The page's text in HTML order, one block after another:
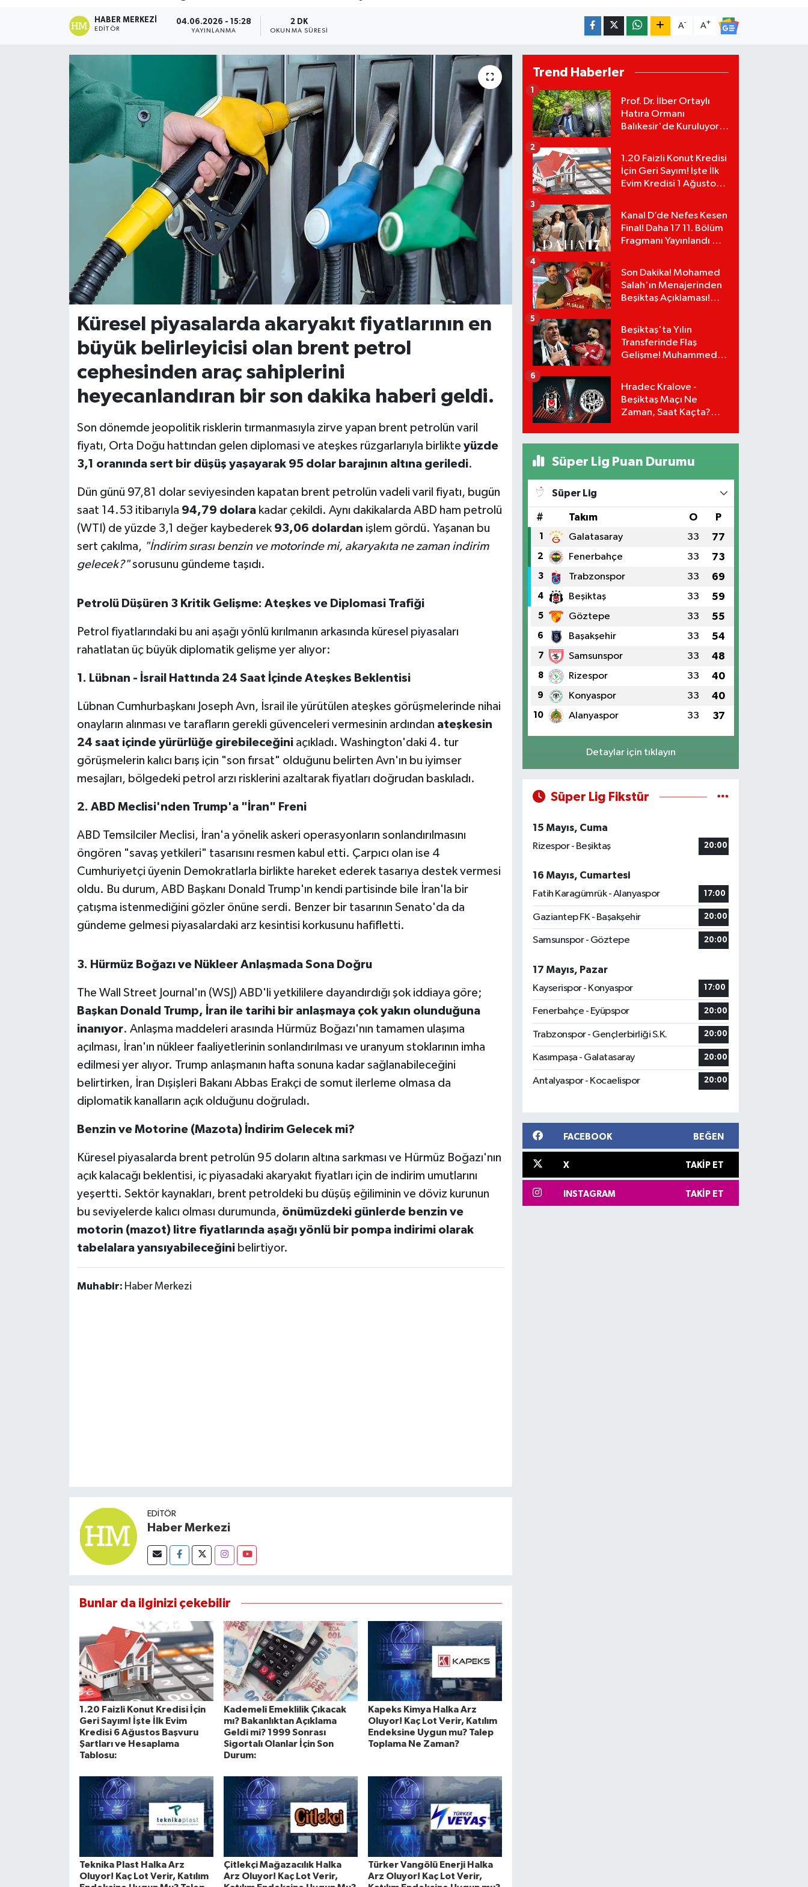
HABER MERKEZI
EDITÖR
04.06.2026 - 15:28
YAYINLANMA
2 DK
OKUNMA SÜRESI
A- A+
Küresel piyasalarda akaryakıt fiyatlarının en
büyük belirleyicisi olan brent petrol
cephesinden araç sahiplerini
heyecanlandıran bir son dakika haberi geldi.
Son dönemde jeopolitik risklerin tırmanmasıyla zirve yapan brent petrolün varil
fiyatı, Orta Doğu hattından gelen diplomasi ve ateşkes rüzgarlarıyla birlikte yüzde
3,1 oranında sert bir düşüş yaşayarak 95 dolar barajının altına geriledi.
Dün günü 97,81 dolar seviyesinden kapatan brent petrolün vadeli varil fiyatı, bugün
saat 14.53 itibarıyla 94,79 dolarakadar çekildi. Aynı dakikalarda ABD ham petrolü
(WTI) de yüzde 3,1 değer kaybederek 93,06 dolardan işlem gördü. Yaşanan bu
sert çakılma, "İndirim sırası benzin ve motorinde mi, akaryakıta ne zaman indirim
gelecek?"sorusunu gündeme taşıdı.
Petrolü Düşüren 3 Kritik Gelişme: Ateşkes ve Diplomasi Trafiği
Petrol fiyatlarındaki bu ani aşağı yönlü kırılmanın arkasında küresel piyasaları
rahatlatan üç büyük diplomatik gelişme yer alıyor:
1. Lübnan - İsrail Hattında 24 Saat İçinde Ateşkes Beklentisi
Lübnan Cumhurbaşkanı Joseph Avn, İsrail ile yürütülen ateşkes görüşmelerinde nihai
onayların alınması ve tarafların gerekli güvenceleri vermesinin ardından ateşkesin
24 saat içinde yürürlüğe girebileceğiniaçıkladı. Washington'daki 4. tur
görüşmelerin kalıcı barış için "son fırsat" olduğunu belirten Avn'ın bu iyimser
mesajları, bölgedeki petrol arzı risklerini azaltarak fiyatları doğrudan baskıladı.
2. ABD Meclisi'nden Trump'a "İran" Freni
ABD Temsilciler Meclisi, İran'a yönelik askeri operasyonların sonlandırılmasını
öngören "savaş yetkileri" tasarısını resmen kabul etti. Çarpıcı olan ise 4
Cumhuriyetçi üyenin Demokratlarla birlikte hareket ederek tasarıya destek vermesi
oldu. Bu durum, ABD Başkanı Donald Trump'ın kendi partisinde bile İran'la bir
çatışma istenmediğini gözler önüne serdi. Benzer bir tasarının Senato'da da
gündeme gelmesi piyasalardaki arz kesintisi korkusunu hafifletti.
3. Hürmüz Boğazı ve Nükleer Anlaşmada Sona Doğru
The Wall Street Journal'ın (WSJ) ABD'li yetkililere dayandırdığı şok iddiaya göre;
Başkan Donald Trump, İran ile tarihi bir anlaşmaya çok yakın olunduğuna
inanıyor. Anlaşma maddeleri arasında Hürmüz Boğazı'nın tamamen ulaşıma
açılması, İran'ın nükleer faaliyetlerinin sonlandırılması ve uranyum stoklarının imha
edilmesi yer alıyor. Trump anlaşmanın hafta sonuna kadar sağlanabileceğini
belirtirken, İran Dışişleri Bakanı Abbas Erakçi de somut ilerleme olmasa da
diplomatik kanalların açık olduğunu doğruladı.
Benzin ve Motorine (Mazota) İndirim Gelecek mi?
Küresel piyasalarda brent petrolün 95 doların altına sarkması ve Hürmüz Boğazı'nın
açık kalacağı beklentisi, iç piyasadaki akaryakıt fiyatları için de indirim umutlarını
yeşertti. Sektör kaynakları, brent petroldeki bu düşüş eğiliminin ve döviz kurunun
bu seviyelerde kalıcı olması durumunda, önümüzdeki günlerde benzin ve
motorin (mazot) litre fiyatlarında aşağı yönlü bir pompa indirimi olarak
tabelalara yansıyabileceğinibelirtiyor.
Muhabir: Haber Merkezi
EDITÖR
Haber Merkezi
Bunlar da ilginizi çekebilir
1.20 Faizli Konut Kredisi İçin
Geri Sayım! İşte İlk Evim
Kredisi 6 Ağustos Başvuru
Şartları ve Hesaplama
Tablosu:
Kademeli Emeklilik Çıkacak
mı? Bakanlıktan Açıklama
Geldi mi? 1999 Sonrası
Sigortalı Olanlar İçin Son
Durum:
Kapeks Kimya Halka Arz
Oluyor! Kaç Lot Verir, Katılım
Endeksine Uygun mu? Talep
Toplama Ne Zaman?
Teknika Plast Halka Arz
Oluyor! Kaç Lot Verir, Katılım
Çitlekçi Mağazacılık Halka
Arz Oluyor! Kaç Lot Verir,
Türker Vangölü Enerji Halka
Arz Oluyor! Kaç Lot Verir,
Trend Haberler
Prof. Dr. İlber Ortaylı
Hatıra Ormanı
Balıkesir'de Kuruluyor!
1
1.20 Faizli Konut Kredisi
İçin Geri Sayım! İşte İlk
Evim Kredisi 1 Ağustos
2
Kanal D’de Nefes Kesen
Final! Daha 17 11. Bölüm
Fragmanı Yayınlandı Mı?
3
Son Dakika! Mohamed
Salah'ın Menajerinden
Beşiktaş Açıklaması!
4
Beşiktaş'ta Yılın
Transferinde Flaş
Gelişme! Muhammed
5
Hradec Kralove -
Beşiktaş Maçı Ne
Zaman, Saat Kaçta?
6
Süper Lig Puan Durumu
Süper Lig
# Takım O P
1 Galatasaray 33 77
2 Fenerbahçe 33 73
3 Trabzonspor 33 69
4 Beşiktaş 33 59
5 Göztepe 33 55
6 Başakşehir 33 54
7 Samsunspor 33 48
8 Rizespor 33 40
9 Konyaspor 33 40
10 Alanyaspor 33 37
Detaylar için tıklayın
Süper Lig Fikstür
15 Mayıs, Cuma
Rizespor - Beşiktaş
20:00
16 Mayıs, Cumartesi
Fatih Karagümrük - Alanyaspor
17:00
Gaziantep FK - Başakşehir 20:00
Samsunspor - Göztepe 20:00
17 Mayıs, Pazar
Kayserispor - Konyaspor
17:00
Fenerbahçe - Eyüpspor 20:00
Trabzonspor - Gençlerbirliği S.K. 20:00
Kasımpaşa - Galatasaray 20:00
Antalyaspor - Kocaelispor 20:00
FACEBOOK BEĞEN
X TAKIP ET
INSTAGRAM TAKIP ET
Edremit
KENT GÜNDEMİ
KÜLTÜR-SANAT
OTOMOTİV
Resmi İlanlar
Savaştepe
TARİHTE BUGÜN